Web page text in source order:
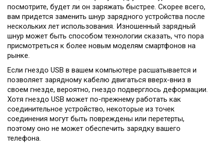
посмотрите, будет ли он заряжать быстрее. Скорее всего,
вам придется заменить шнур зарядного устройства после
нескольких лет использования. Изношенный зарядный
шнур может быть способом технологии сказать, что пора
присмотреться к более новым моделям смартфонов на
рынке.
Если гнездо USB в вашем компьютере расшатывается и
позволяет зарядному кабелю двигаться вверх-вниз в
своем гнезде, вероятно, гнездо подверглось деформации.
Хотя гнездо USB может по-прежнему работать как
соединительное устройство, некоторые из точек
соединения могут быть повреждены или перетерты,
поэтому оно не может обеспечить зарядку вашего
телефона.